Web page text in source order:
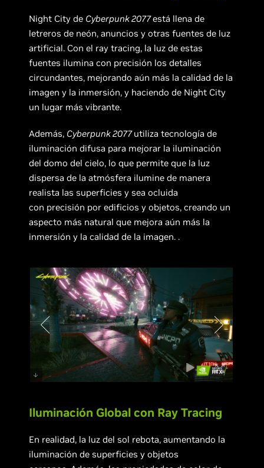
Night City de Cyberpunk 2077está llena de
letreros de neón, anuncios y otras fuentes de luz
artificial. Con el ray tracing, la luz de estas
fuentes ilumina con precisión los detalles
circundantes, mejorando aún más la calidad de la
imagen y la inmersión, y haciendo de Night City
un lugar más vibrante.
Además, Cyberpunk 2077utiliza tecnología de
iluminación difusa para mejorar la iluminación
del domo del cielo, lo que permite que la luz
dispersa de la atmósfera ilumine de manera
realista las superficies y sea ocluida
con precisión por edificios y objetos, creando un
aspecto más natural que mejora aún más la
inmersión y la calidad de la imagen. .
Iluminación Global con Ray Tracing
En realidad, la luz del sol rebota, aumentando la
iluminación de superficies y objetos